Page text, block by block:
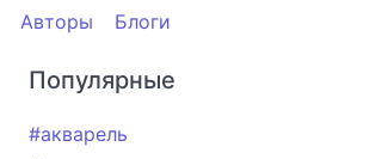
Авторы Блоги
Популярные
#акварель